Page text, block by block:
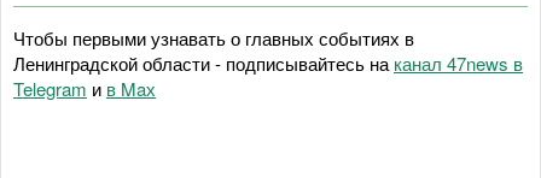
Чтобы первыми узнавать о главных событиях в
Ленинградской области - подписывайтесь на канал 47news в
Telegram и в Maх